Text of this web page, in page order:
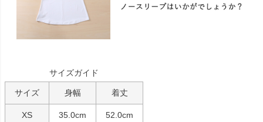
サイズガイド
サイズ 身幅 着丈
XS 35.0cm 52.0cm